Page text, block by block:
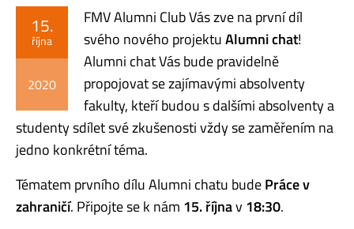
15.
října
2020
FMV Alumni Club Vás zve na první díl
svého nového projektuAlumni chat!
Alumni chat Vás bude pravidelně
propojovat se zajímavými absolventy
fakulty, kteří budou s dalšími absolventy a
studenty sdílet své zkušenosti vždy se zaměřením na
jedno konkrétní téma.
Tématem prvního dílu Alumni chatu budePráce v
zahraničí. Připojte se k nám 15. říjnav 18:30.